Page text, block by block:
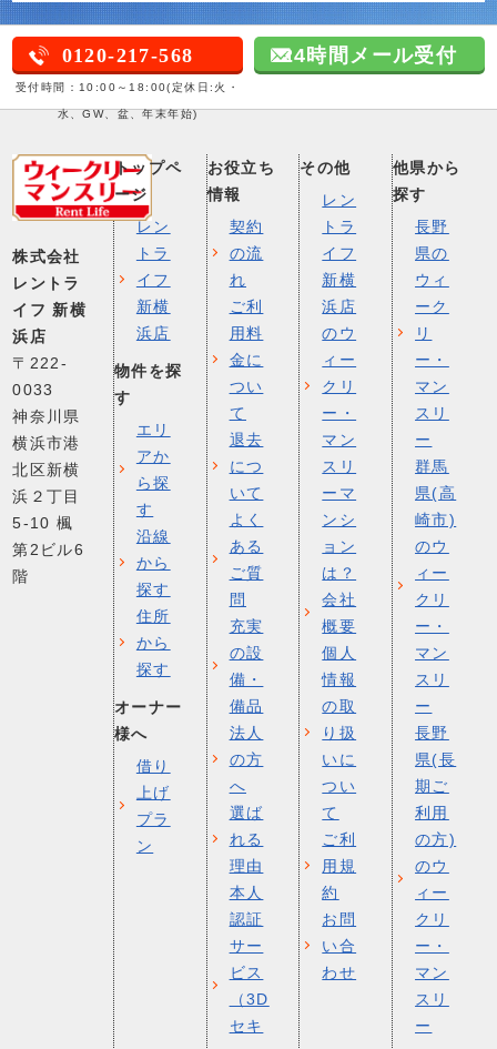
0120-217-568
受付時間：10:00～18:00(定休日:火・
水、GW、盆、年末年始)
24時間メール受付
株式会社
レントラ
イフ 新横
浜店
〒222-
0033
神奈川県
横浜市港
北区新横
浜２丁目
5-10 楓
第2ビル6
階
トップペ
ージ
レン
トラ
イフ
新横
浜店
物件を探
す
エリ
アか
ら探
す
沿線
から
探す
住所
から
探す
オーナー
様へ
借り
上げ
プラ
ン
お役立ち
情報
契約
の流
れ
ご利
用料
金に
つい
て
退去
につ
いて
よく
ある
ご質
問
充実
の設
備・
備品
法人
の方
へ
選ば
れる
理由
本人
認証
サー
ビス
（3D
セキ
その他
レン
トラ
イフ
新横
浜店
のウ
ィー
クリ
ー・
マン
スリ
ーマ
ンシ
ョン
は？
会社
概要
個人
情報
の取
り扱
いに
つい
て
ご利
用規
約
お問
い合
わせ
他県から
探す
長野
県の
ウィ
ーク
リ
ー・
マン
スリ
ー
群馬
県(高
崎市)
のウ
ィー
クリ
ー・
マン
スリ
ー
長野
県(長
期ご
利用
の方)
のウ
ィー
クリ
ー・
マン
スリ
ー